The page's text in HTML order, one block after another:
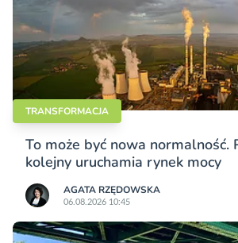
TRANSFORMACJA
To może być nowa normalność.
kolejny uruchamia rynek mocy
AGATA RZĘDOWSKA
06.08.2026 10:45